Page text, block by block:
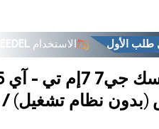
طلب الأول الاستخدام
(بدون نظام تشغيل) /